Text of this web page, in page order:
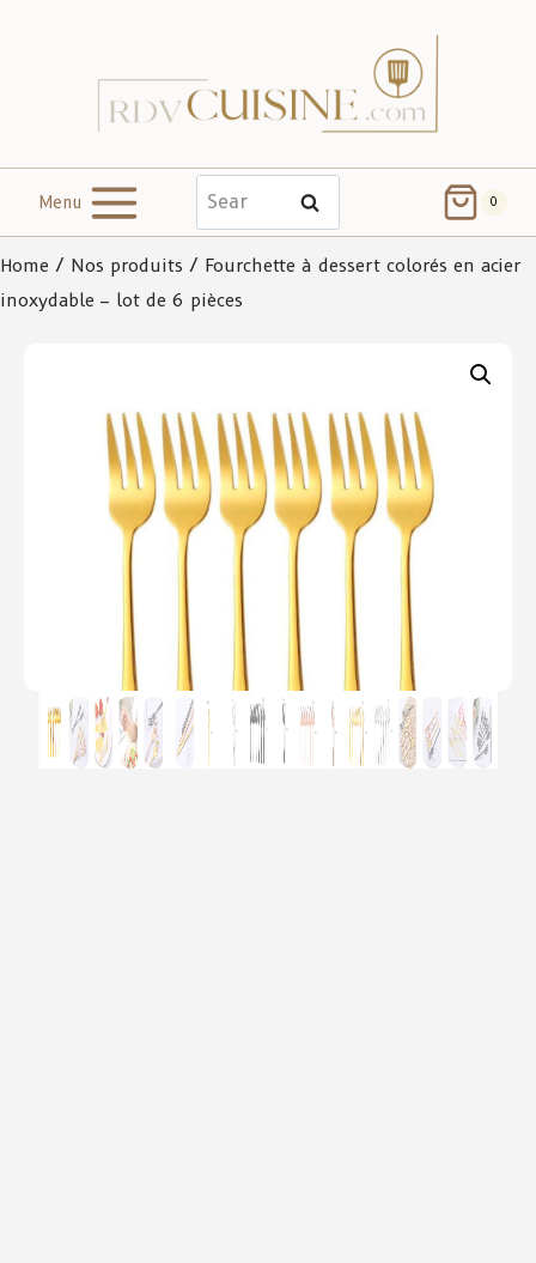
Menu Search 0
Home / Nos produits / Fourchette à dessert colorés en acier
inoxydable – lot de 6 pièces